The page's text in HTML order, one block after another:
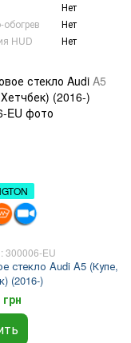
Нет
обогрев
Нет
HUD
Нет
300006-EU
стекло Audi A5 (Купе,
(2016-)